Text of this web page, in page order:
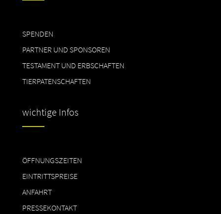
SPENDEN
PARTNER UND SPONSOREN
TESTAMENT UND ERBSCHAFTEN
TIERPATENSCHAFTEN
wichtige Infos
ÖFFNUNGSZEITEN
EINTRITTSPREISE
ANFAHRT
PRESSEKONTAKT